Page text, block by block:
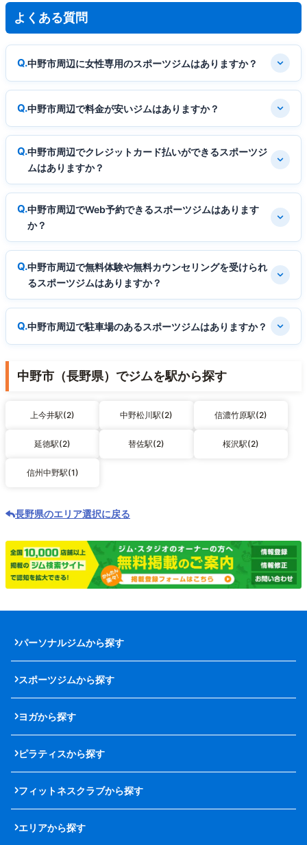
よくある質問
中野市周辺に女性専用のスポーツジムはありますか？
中野市周辺で料金が安いジムはありますか？
中野市周辺でクレジットカード払いができるスポーツジ
ムはありますか？
中野市周辺でWeb予約できるスポーツジムはあります
か？
中野市周辺で無料体験や無料カウンセリングを受けられ
るスポーツジムはありますか？
中野市周辺で駐車場のあるスポーツジムはありますか？
中野市（長野県）でジムを駅から探す
上今井駅(2) 中野松川駅(2) 信濃竹原駅(2)
延徳駅(2) 替佐駅(2) 桜沢駅(2)
信州中野駅(1)
長野県のエリア選択に戻る
パーソナルジムから探す
スポーツジムから探す
ヨガから探す
ピラティスから探す
フィットネスクラブから探す
エリアから探す